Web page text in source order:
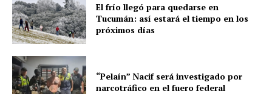
El frío llegó para quedarse en
Tucumán: así estará el tiempo en los
próximos días
“Pelaín” Nacif será investigado por
narcotráfico en el fuero federal